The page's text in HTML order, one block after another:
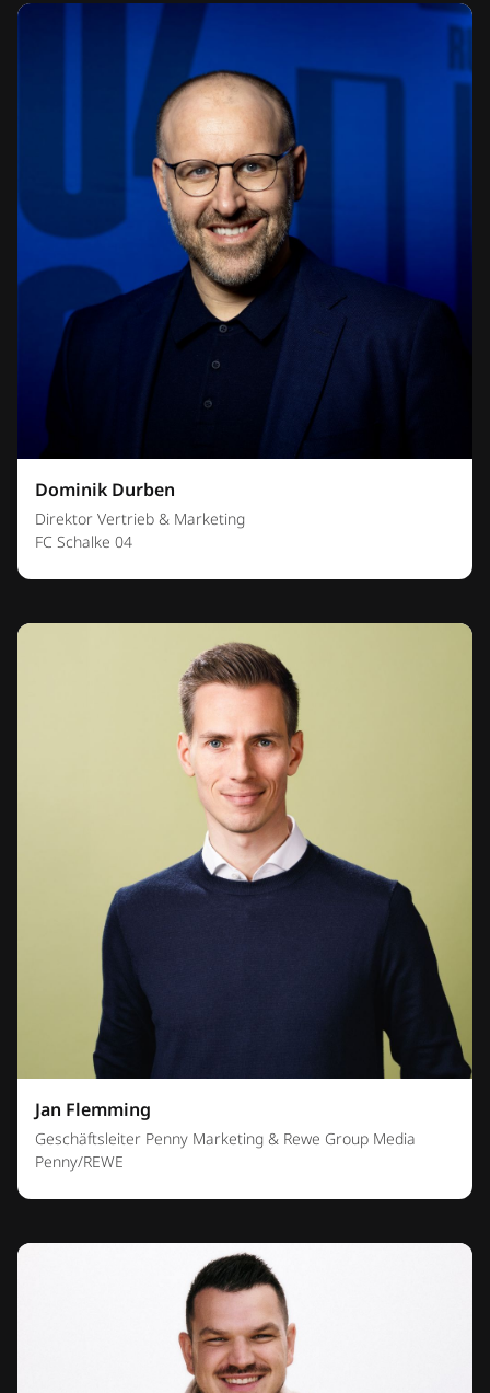
Dominik Durben
Direktor Vertrieb & Marketing
FC Schalke 04
Jan Flemming
Geschäftsleiter Penny Marketing & Rewe Group Media
Penny/REWE